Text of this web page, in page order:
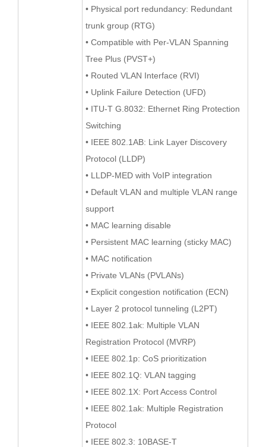
• Physical port redundancy: Redundant
trunk group (RTG)
• Compatible with Per-VLAN Spanning
Tree Plus (PVST+)
• Routed VLAN Interface (RVI)
• Uplink Failure Detection (UFD)
• ITU-T G.8032: Ethernet Ring Protection
Switching
• IEEE 802.1AB: Link Layer Discovery
Protocol (LLDP)
• LLDP-MED with VoIP integration
• Default VLAN and multiple VLAN range
support
• MAC learning disable
• Persistent MAC learning (sticky MAC)
• MAC notification
• Private VLANs (PVLANs)
• Explicit congestion notification (ECN)
• Layer 2 protocol tunneling (L2PT)
• IEEE 802.1ak: Multiple VLAN
Registration Protocol (MVRP)
• IEEE 802.1p: CoS prioritization
• IEEE 802.1Q: VLAN tagging
• IEEE 802.1X: Port Access Control
• IEEE 802.1ak: Multiple Registration
Protocol
• IEEE 802.3: 10BASE-T